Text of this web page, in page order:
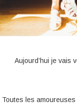
Aujourd’hui je vais
Toutes les